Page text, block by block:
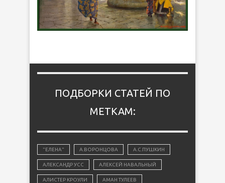
ПОДБОРКИ СТАТЕЙ ПО
МЕТКАМ:
"ЕЛЕНА" А.ВОРОНЦОВА А.С.ПУШКИН
АЛЕКСАНДР УСС АЛЕКСЕЙ НАВАЛЬНЫЙ
АЛИСТЕР КРОУЛИ АМАН ТУЛЕЕВ